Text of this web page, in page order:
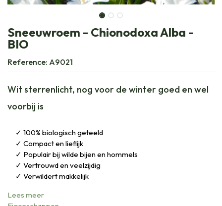
Sneeuwroem - Chionodoxa Alba -
BIO
Reference: A9021
Wit sterrenlicht, nog voor de winter goed en wel
voorbij is
100% biologisch geteeld
Compact en lieflijk
Populair bij wilde bijen en hommels
Vertrouwd en veelzijdig
Verwildert makkelijk
Lees meer